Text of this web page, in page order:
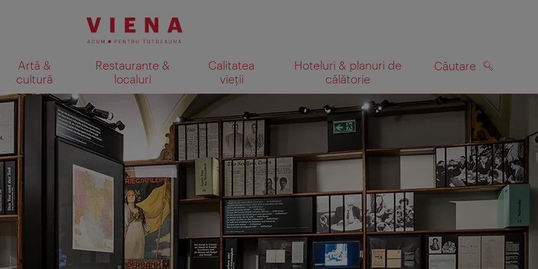
Artă &
cultură
Restaurante &
localuri
Calitatea
vieții
Hoteluri & planuri de
călătorie
Căutare
Afişare rezultate căutare pe hartă CĂUTARE